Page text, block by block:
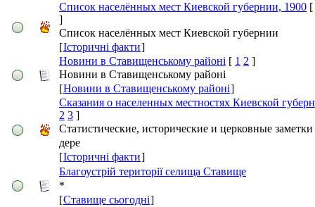
Список населённых мест Киевской губернии, 1900 [
]
Список населённых мест Киевской губернии
[Історичні факти]
Новини в Ставищенському районі [ 1 2 ]
Новини в Ставищенському районі
[Новини в Ставищенському районі]
Сказания о населенных местностях Киевской
2 3 ]
Статистические, исторические и церковные заметки
дере
[Історичні факти]
Благоустрій території селища Ставище
*
[Ставище сьогодні]